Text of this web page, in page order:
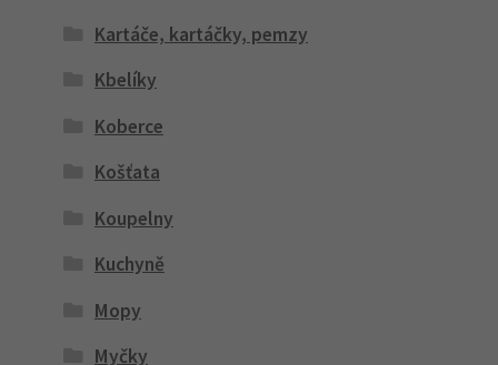
Kartáče, kartáčky, pemzy
Kbelíky
Koberce
Košťata
Koupelny
Kuchyně
Mopy
Myčky